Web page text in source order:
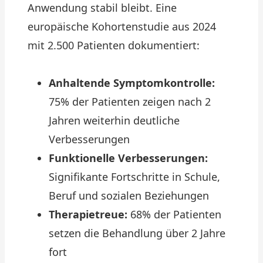
Anwendung stabil bleibt. Eine
europäische Kohortenstudie aus 2024
mit 2.500 Patienten dokumentiert:
Anhaltende Symptomkontrolle:
75% der Patienten zeigen nach 2
Jahren weiterhin deutliche
Verbesserungen
Funktionelle Verbesserungen:
Signifikante Fortschritte in Schule,
Beruf und sozialen Beziehungen
Therapietreue: 68% der Patienten
setzen die Behandlung über 2 Jahre
fort